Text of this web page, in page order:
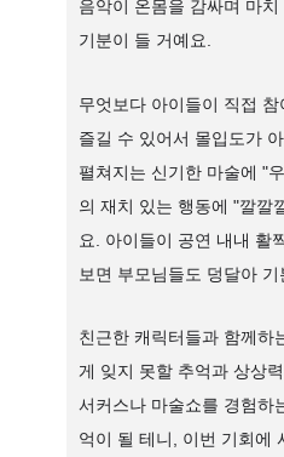
음악이 온몸을 감싸며 마
기분이 들 거예요.
무엇보다 아이들이 직접
즐길 수 있어서 몰입도가
펼쳐지는 신기한 마술에 "
의 재치 있는 행동에 "깔깔
요. 아이들이 공연 내내 활
보면 부모님들도 덩달아 기
친근한 캐릭터들과 함께하
게 잊지 못할 추억과 상상
서커스나 마술쇼를 경험하
억이 될 테니, 이번 기회에